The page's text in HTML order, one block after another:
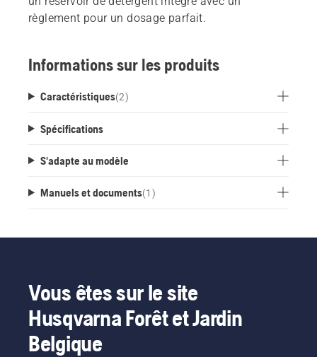
règlement pour un dosage parfait.
Informations sur les produits
Caractéristiques(2)
Spécifications
S'adapte au modèle
Manuels et documents(1 )
Vous êtes sur le site
Husqvarna Forêt et Jardin
Belgique